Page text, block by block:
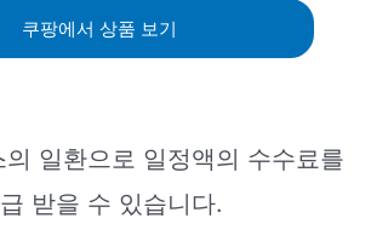
쿠팡에서 상품 보기
일환으로 일정액의 수수료를
받을 수 있습니다.